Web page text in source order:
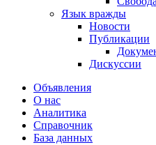
Язык вражды
Новости
Публикации
Дискуссии
Объявления
О нас
Аналитика
Справочник
База данных